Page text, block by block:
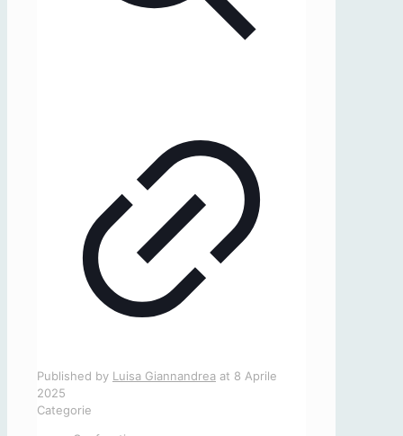
Published by Luisa Giannandrea at 8 Aprile
2025
Categorie